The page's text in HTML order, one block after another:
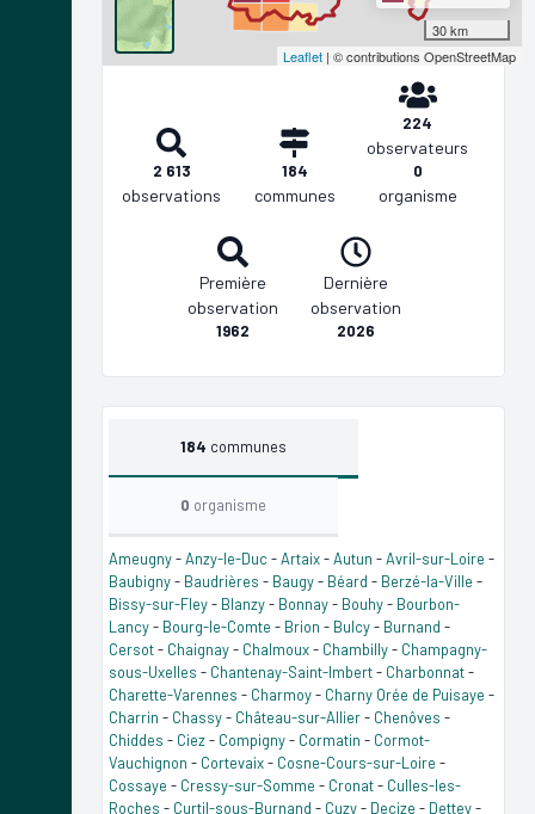
30 km
Leaflet | © contributions OpenStreetMap
2 613
observations
184
communes
224
observateurs
0
organisme
Première
observation
1962
Dernière
observation
2026
184 communes
0 organisme
Ameugny-Anzy-le-Duc -Artaix-Autun -Avril-sur-Loire -
Baubigny- Baudrières - Baugy- Béard - Berzé-la-Ville -
Bissy-sur-Fley- Blanzy- Bonnay- Bouhy- Bourbon-
Lancy- Bourg-le-Comte - Brion - Bulcy- Burnand -
Cersot- Chaignay- Chalmoux- Chambilly- Champagny-
sous-Uxelles - Chantenay-Saint-Imbert- Charbonnat-
Charette-Varennes - Charmoy- Charny Orée de Puisaye -
Charrin - Chassy- Château-sur-Allier- Chenôves -
Chiddes - Ciez- Compigny- Cormatin - Cormot-
Vauchignon - Cortevaix- Cosne-Cours-sur-Loire -
Cossaye - Cressy-sur-Somme - Cronat- Culles-les-
Roches - Curtil-sous-Burnand - Cuzy- Decize - Dettey-